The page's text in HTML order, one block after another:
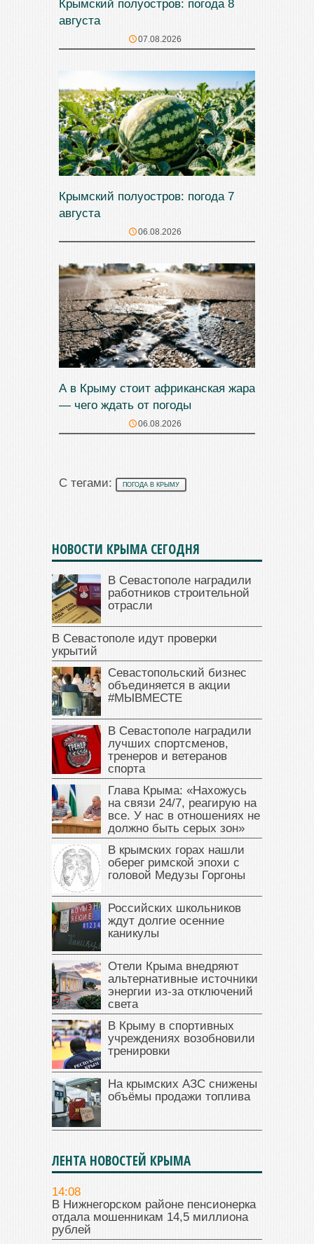
Крымский полуостров: погода 8
августа
07.08.2026
Крымский полуостров: погода 7
августа
06.08.2026
А в Крыму стоит африканская жара
— чего ждать от погоды
06.08.2026
С тегами: ПОГОДА В КРЫМУ
НОВОСТИ КРЫМА СЕГОДНЯ
В Севастополе наградили
работников строительной
отрасли
В Севастополе идут проверки
укрытий
Севастопольский бизнес
объединяется в акции
#МЫВМЕСТЕ
В Севастополе наградили
лучших спортсменов,
тренеров и ветеранов
спорта
Глава Крыма: «Нахожусь
на связи 24/7, реагирую на
все. У нас в отношениях не
должно быть серых зон»
В крымских горах нашли
оберег римской эпохи с
головой Медузы Горгоны
Российских школьников
ждут долгие осенние
каникулы
Отели Крыма внедряют
альтернативные источники
энергии из-за отключений
света
В Крыму в спортивных
учреждениях возобновили
тренировки
На крымских АЗС снижены
объёмы продажи топлива
ЛЕНТА НОВОСТЕЙ КРЫМА
14:08
В Нижнегорском районе пенсионерка
отдала мошенникам 14,5 миллиона
рублей